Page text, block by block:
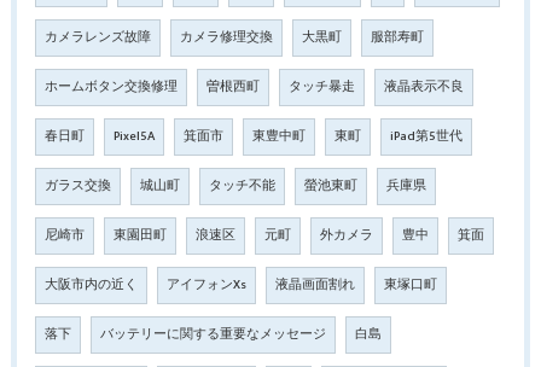
カメラレンズ故障 カメラ修理交換 大黒町 服部寿町
ホームボタン交換修理 曽根西町 タッチ暴走 液晶表示不良
春日町 Pixel5A 箕面市 東豊中町 東町 iPad第5世代
ガラス交換 城山町 タッチ不能 螢池東町 兵庫県
尼崎市 東園田町 浪速区 元町 外カメラ 豊中 箕面
大阪市内の近く アイフォンXs 液晶画面割れ 東塚口町
落下 バッテリーに関する重要なメッセージ 白島